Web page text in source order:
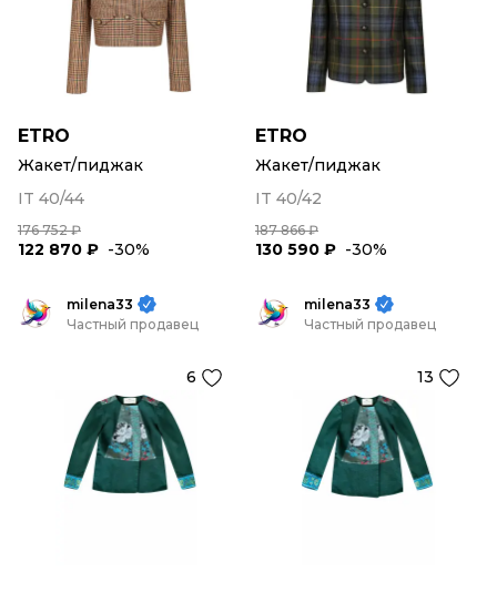
ETRO
Жакет/пиджак
IT 40/44
176 752 ₽
122 870 ₽ -30%
ETRO
Жакет/пиджак
IT 40/42
187 866 ₽
130 590 ₽ -30%
milena33
Частный продавец
6
milena33
Частный продавец
13